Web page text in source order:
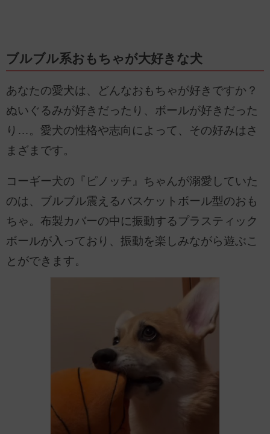
ブルブル系おもちゃが大好きな犬
あなたの愛犬は、どんなおもちゃが好きですか？
ぬいぐるみが好きだったり、ボールが好きだった
り…。愛犬の性格や志向によって、その好みはさ
まざまです。
コーギー犬の『ピノッチ』ちゃんが溺愛していた
のは、ブルブル震えるバスケットボール型のおも
ちゃ。布製カバーの中に振動するプラスティック
ボールが入っており、振動を楽しみながら遊ぶこ
とができます。